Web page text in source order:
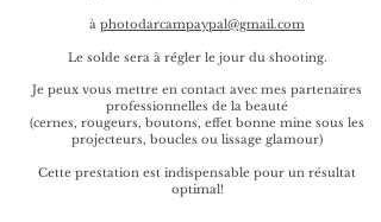
à photodarcampaypal@gmail.com
Le solde sera à régler le jour du shooting.
Je peux vous mettre en contact avec mes partenaires
professionnelles de la beauté
(cernes, rougeurs, boutons, effet bonne mine sous les
projecteurs, boucles ou lissage glamour)
Cette prestation est indispensable pour un résultat
optimal!